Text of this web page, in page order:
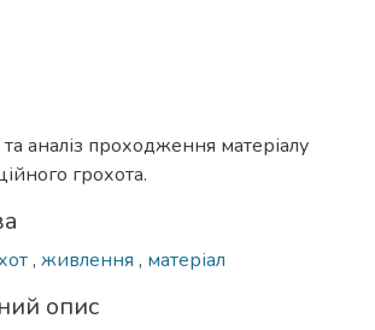
аналіз проходження матеріалу
грохота.
, живлення , матеріал
опис